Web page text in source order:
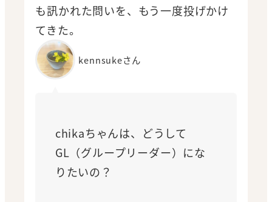
も訊かれた問いを、もう一度投げかけ
てきた。
kennsukeさん
chikaちゃんは、どうして
GL（グループリーダー）にな
りたいの？